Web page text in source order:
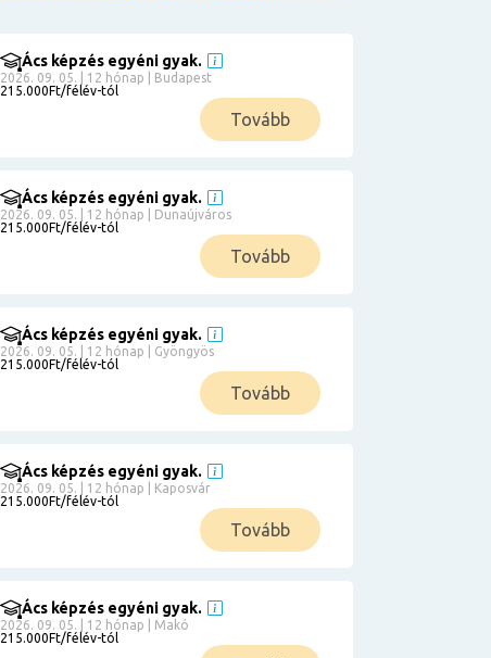
Ács képzés egyéni gyak.
2026. 09. 05. | 12 hónap | Budapest
215.000Ft/félév-tól
Tovább
Ács képzés egyéni gyak.
2026. 09. 05. | 12 hónap | Dunaújváros
215.000Ft/félév-tól
Tovább
Ács képzés egyéni gyak.
2026. 09. 05. | 12 hónap | Gyöngyös
215.000Ft/félév-tól
Tovább
Ács képzés egyéni gyak.
2026. 09. 05. | 12 hónap | Kaposvár
215.000Ft/félév-tól
Tovább
Ács képzés egyéni gyak.
2026. 09. 05. | 12 hónap | Makó
215.000Ft/félév-tól